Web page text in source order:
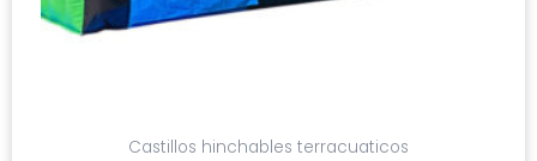
Castillos hinchables terracuaticos